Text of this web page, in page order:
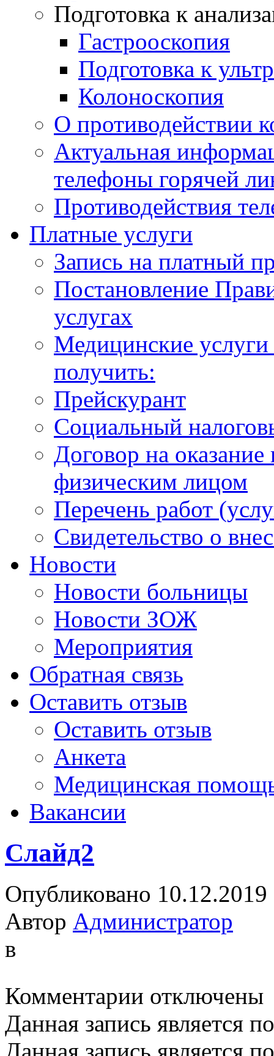
Подготовка к
Гастрооскопия
Подготовка к
Колоноскопия
О противодействии
Актуальная
телефоны горячей
Противодействия
Платные услуги
Запись на платный
Постановление
услугах
Медицинские
получить:
Прейскурант
Социальный
Договор на
физическим лицом
Перечень работ
Свидетельство о
Новости
Новости больницы
Новости ЗОЖ
Мероприятия
Обратная связь
Оставить отзыв
Оставить отзыв
Анкета
Медицинская
Вакансии
Слайд2
Опубликовано 10.12.2019
Автор Администратор
в
Комментарии записи
отключены
Данная запись является
Данная запись является